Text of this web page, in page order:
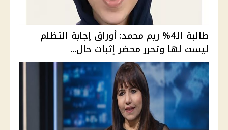
طالبة الـ4% ريم محمد: أوراق إجابة التظلم
ليست لها وتحرر محضر إثبات حال...